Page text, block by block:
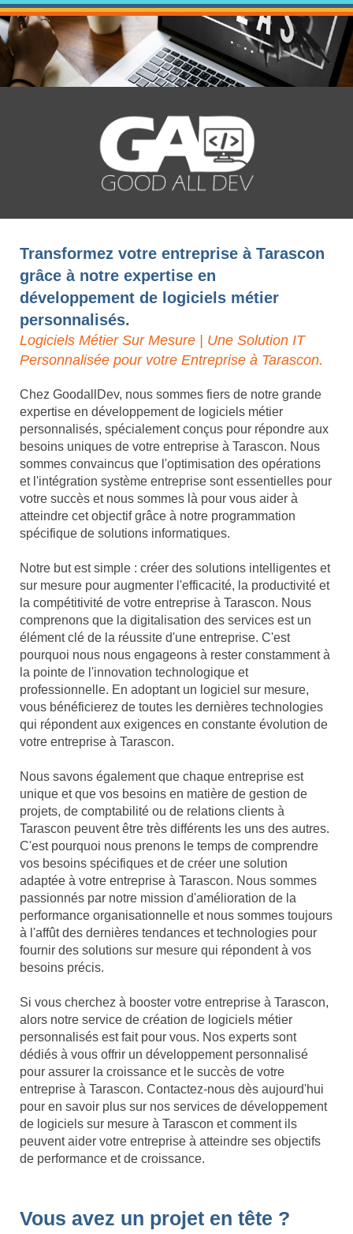
Transformez votre entreprise à Tarascon
grâce à notre expertise en
développement de logiciels métier
personnalisés.
Logiciels Métier Sur Mesure | Une Solution IT
Personnalisée pour votre Entreprise à Tarascon.
Chez GoodallDev, nous sommes fiers de notre grande
expertise en développement de logiciels métier
personnalisés, spécialement conçus pour répondre aux
besoins uniques de votre entreprise à Tarascon. Nous
sommes convaincus que l'optimisation des opérations
et l'intégration système entreprise sont essentielles pour
votre succès et nous sommes là pour vous aider à
atteindre cet objectif grâce à notre programmation
spécifique de solutions informatiques.
Notre but est simple : créer des solutions intelligentes et
sur mesure pour augmenter l'efficacité, la productivité et
la compétitivité de votre entreprise à Tarascon. Nous
comprenons que la digitalisation des services est un
élément clé de la réussite d'une entreprise. C'est
pourquoi nous nous engageons à rester constamment à
la pointe de l'innovation technologique et
professionnelle. En adoptant un logiciel sur mesure,
vous bénéficierez de toutes les dernières technologies
qui répondent aux exigences en constante évolution de
votre entreprise à Tarascon.
Nous savons également que chaque entreprise est
unique et que vos besoins en matière de gestion de
projets, de comptabilité ou de relations clients à
Tarascon peuvent être très différents les uns des autres.
C'est pourquoi nous prenons le temps de comprendre
vos besoins spécifiques et de créer une solution
adaptée à votre entreprise à Tarascon. Nous sommes
passionnés par notre mission d'amélioration de la
performance organisationnelle et nous sommes toujours
à l'affût des dernières tendances et technologies pour
fournir des solutions sur mesure qui répondent à vos
besoins précis.
Si vous cherchez à booster votre entreprise à Tarascon,
alors notre service de création de logiciels métier
personnalisés est fait pour vous. Nos experts sont
dédiés à vous offrir un développement personnalisé
pour assurer la croissance et le succès de votre
entreprise à Tarascon. Contactez-nous dès aujourd'hui
pour en savoir plus sur nos services de développement
de logiciels sur mesure à Tarascon et comment ils
peuvent aider votre entreprise à atteindre ses objectifs
de performance et de croissance.
Vous avez un projet en tête ?